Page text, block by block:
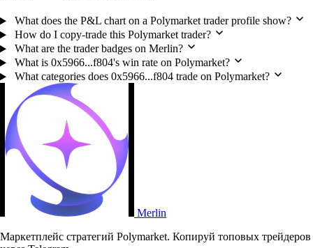
What does the P&L chart on a Polymarket trader profile show?
How do I copy-trade this Polymarket trader?
What are the trader badges on Merlin?
What is 0x5966...f804's win rate on Polymarket?
What categories does 0x5966...f804 trade on Polymarket?
Merlin
Маркетплейс стратегий Polymarket. Копируй топовых трейдеров